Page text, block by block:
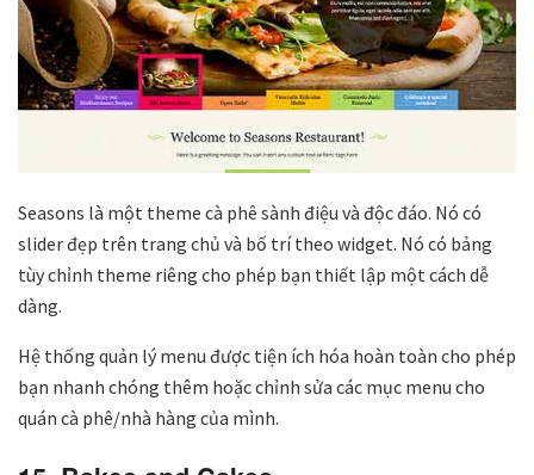
Seasons là một theme cà phê sành điệu và độc đáo. Nó có
slider đẹp trên trang chủ và bố trí theo widget. Nó có bảng
tùy chỉnh theme riêng cho phép bạn thiết lập một cách dễ
dàng.
Hệ thống quản lý menu được tiện ích hóa hoàn toàn cho phép
bạn nhanh chóng thêm hoặc chỉnh sửa các mục menu cho
quán cà phê/nhà hàng của mình.